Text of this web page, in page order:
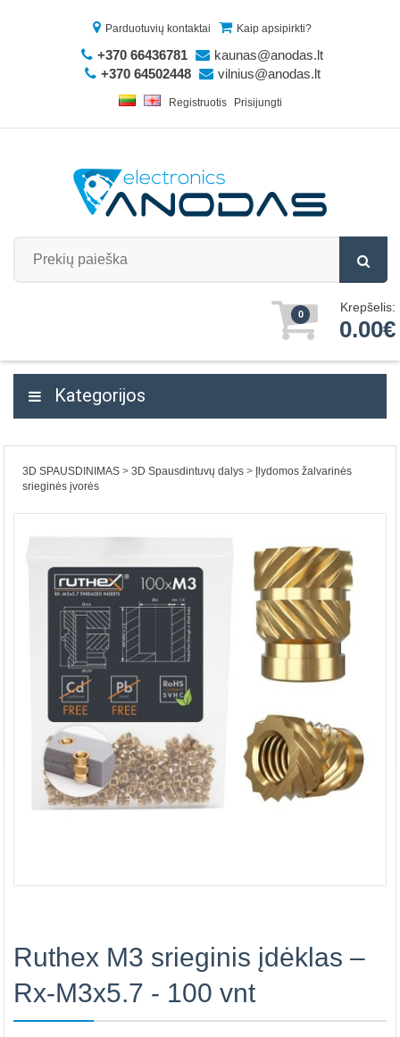
Parduotuvių kontaktai Kaip apsipirkti?
+370 66436781
kaunas@anodas.lt
+370 64502448
vilnius@anodas.lt
Registruotis Prisijungti
0 Krepšelis:
0.00€
Kategorijos
3D SPAUSDINIMAS 3D Spausdintuvų dalys
Įlydomos žalvarinės
srieginės įvorės
Ruthex M3 srieginis įdėklas –
Rx-M3x5.7 - 100 vnt